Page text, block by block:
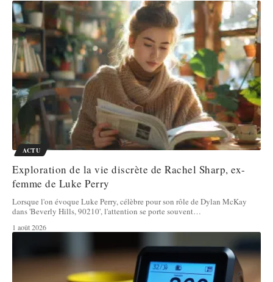
ACTU
Exploration de la vie discrète de Rachel Sharp, ex-
femme de Luke Perry
Lorsque l'on évoque Luke Perry, célèbre pour son rôle de Dylan McKay
dans 'Beverly Hills, 90210', l'attention se porte souvent…
1 août 2026